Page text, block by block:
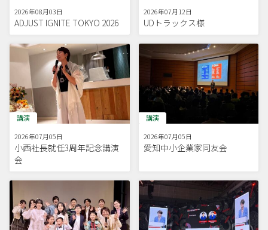
2026年08月03日
ADJUST IGNITE TOKYO 2026
2026年07月12日
UDトラックス様
講演
2026年07月05日
小西社長就任3周年記念講演
会
講演
2026年07月05日
愛知中小企業家同友会